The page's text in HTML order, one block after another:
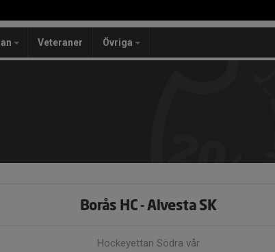
Veteraner Övriga
Borås HC - Alvesta SK
Hockeyettan Södra vår